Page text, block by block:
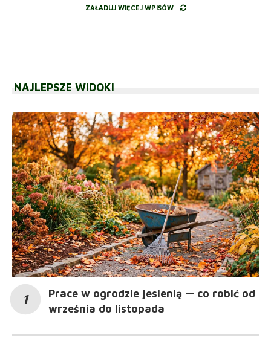
ZAŁADUJ WIĘCEJ WPISÓW
NAJLEPSZE WIDOKI
Prace w ogrodzie jesienią — co robić od
września do listopada